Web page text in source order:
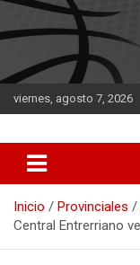
Saltar
al
contenido
viernes, agosto 7, 2026
DATA
Inicio Provinciales
Central Entrerriano